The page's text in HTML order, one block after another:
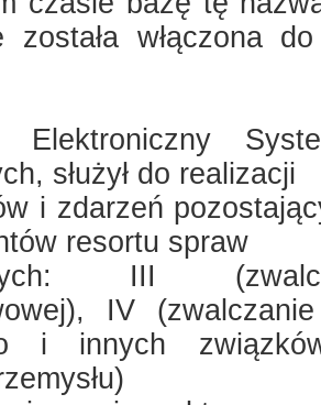
została włączona
służył do realizacji
i zdarzeń
resortu spraw
III
IV (zwalczanie
i innych